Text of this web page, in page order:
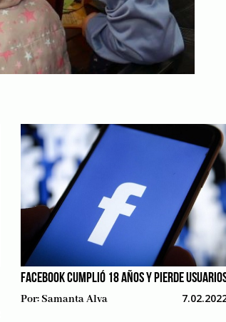
FACEBOOK CUMPLIÓ 18 AÑOS Y PIERDE
Por:Samanta Alva